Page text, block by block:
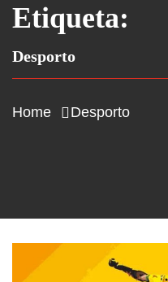
Etiqueta:
Desporto
Home Desporto